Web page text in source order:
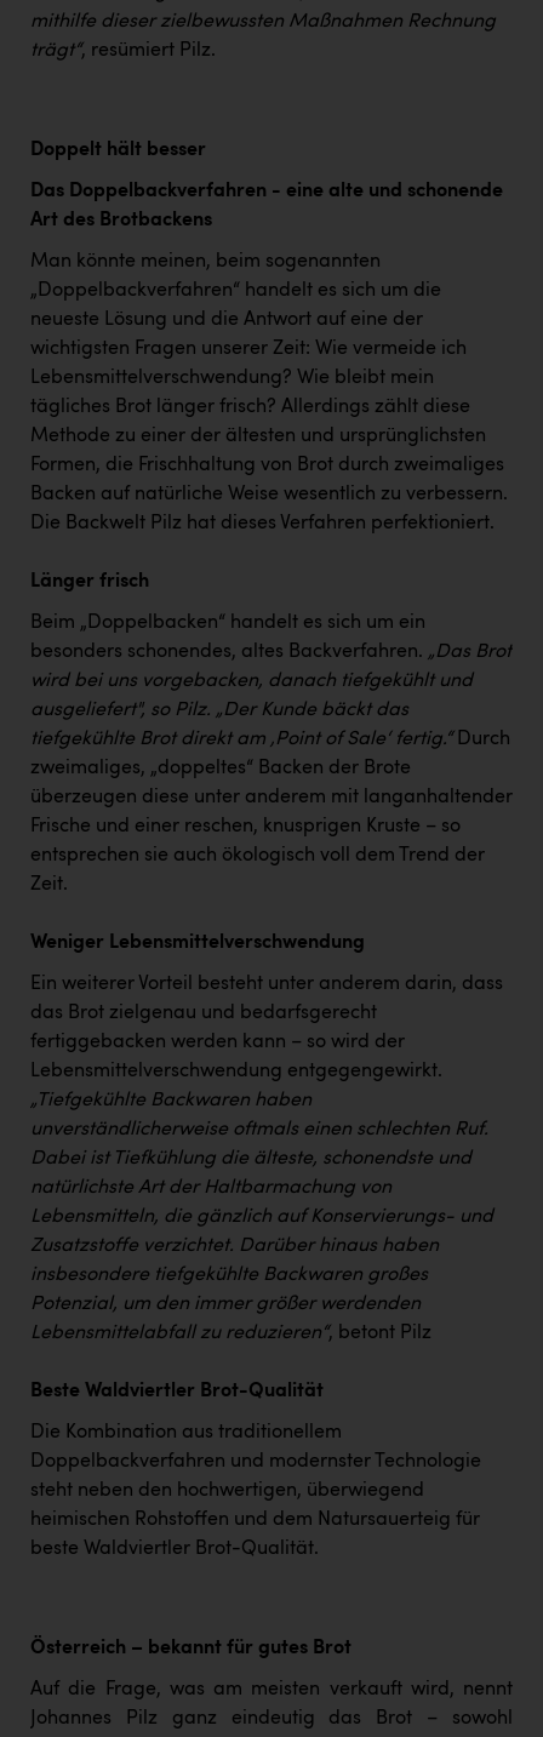
mithilfe dieser zielbewussten Maßnahmen Rechnung
trägt“, resümiert Pilz.
Doppelt hält besser
Das Doppelbackverfahren - eine alte und schonende
Art des Brotbackens
Man könnte meinen, beim sogenannten
„Doppelbackverfahren“ handelt es sich um die
neueste Lösung und die Antwort auf eine der
wichtigsten Fragen unserer Zeit: Wie vermeide ich
Lebensmittelverschwendung? Wie bleibt mein
tägliches Brot länger frisch? Allerdings zählt diese
Methode zu einer der ältesten und ursprünglichsten
Formen, die Frischhaltung von Brot durch zweimaliges
Backen auf natürliche Weise wesentlich zu verbessern.
Die Backwelt Pilz hat dieses Verfahren perfektioniert.
Länger frisch
Beim „Doppelbacken“ handelt es sich um ein
besonders schonendes, altes Backverfahren. „Das Brot
wird bei uns vorgebacken, danach tiefgekühlt und
ausgeliefert", so Pilz. „Der Kunde bäckt das
tiefgekühlte Brot direkt am ‚Point of Sale‘ fertig.“Durch
zweimaliges, „doppeltes“ Backen der Brote
überzeugen diese unter anderem mit langanhaltender
Frische und einer reschen, knusprigen Kruste – so
entsprechen sie auch ökologisch voll dem Trend der
Zeit.
Weniger Lebensmittelverschwendung
Ein weiterer Vorteil besteht unter anderem darin, dass
das Brot zielgenau und bedarfsgerecht
fertiggebacken werden kann – so wird der
Lebensmittelverschwendung entgegengewirkt.
„Tiefgekühlte Backwaren haben
unverständlicherweise oftmals einen schlechten Ruf.
Dabei ist Tiefkühlung die älteste, schonendste und
natürlichste Art der Haltbarmachung von
Lebensmitteln, die gänzlich auf Konservierungs- und
Zusatzstoffe verzichtet. Darüber hinaus haben
insbesondere tiefgekühlte Backwaren großes
Potenzial, um den immer größer werdenden
Lebensmittelabfall zu reduzieren“, betont Pilz
Beste Waldviertler Brot-Qualität
Die Kombination aus traditionellem
Doppelbackverfahren und modernster Technologie
steht neben den hochwertigen, überwiegend
heimischen Rohstoffen und dem Natursauerteig für
beste Waldviertler Brot-Qualität.
Österreich – bekannt für gutes Brot
Auf die Frage, was am meisten verkauft wird, nennt
Johannes Pilz ganz eindeutig das Brot – sowohl